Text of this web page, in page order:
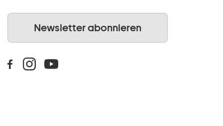
Newsletter abonnieren